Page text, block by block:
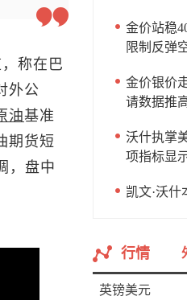
称在巴
外公
油基准
期货短
，盘中
金价站稳
限制反弹
金价银价
请数据推
沃什执掌
项指标显
凯文·沃
行情
英镑美元